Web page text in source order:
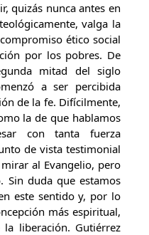
quizás nunca antes en
valga la
ético social
por los pobres. De
mitad del siglo
a ser percibida
de la fe. Difícilmente,
la de que hablamos
con tanta fuerza
de vista testimonial
al Evangelio, pero
Sin duda que estamos
este sentido y, por lo
más espiritual,
liberación. Gutiérrez